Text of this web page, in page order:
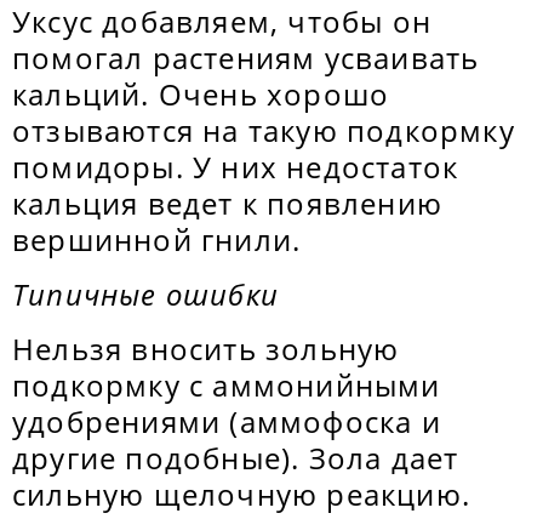
Уксус добавляем, чтобы он
помогал растениям усваивать
кальций. Очень хорошо
отзываются на такую подкормку
помидоры. У них недостаток
кальция ведет к появлению
вершинной гнили.
Типичные ошибки
Нельзя вносить зольную
подкормку с аммонийными
удобрениями (аммофоска и
другие подобные). Зола дает
сильную щелочную реакцию.